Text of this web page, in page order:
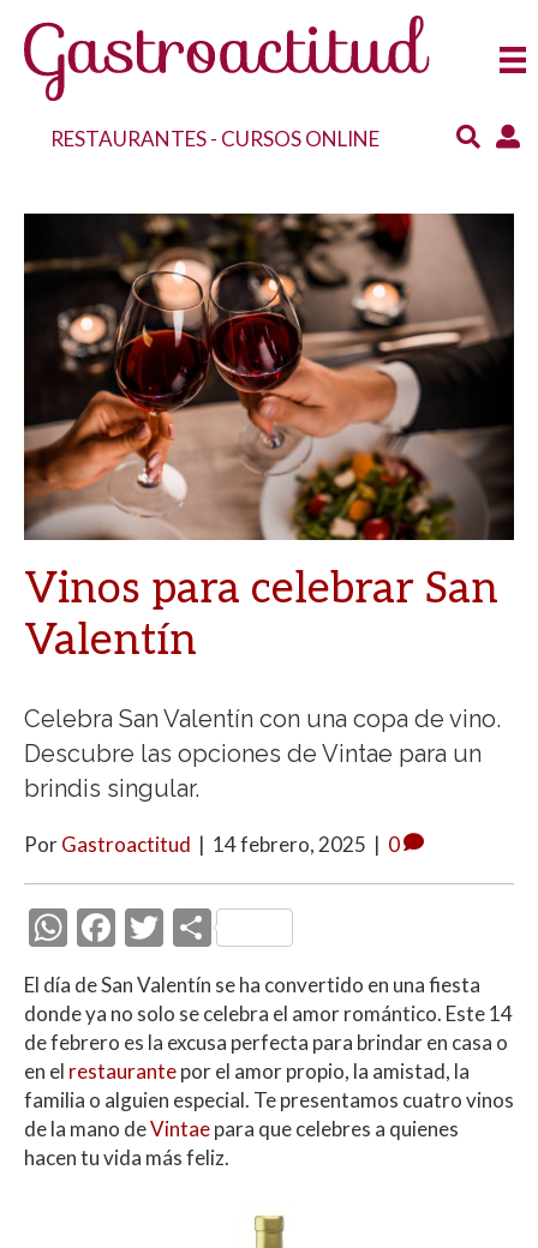
RESTAURANTES- CURSOS ONLINE
Vinos para celebrar San
Valentín
Celebra San Valentín con una copa de vino.
Descubre las opciones de Vintae para un
brindis singular.
PorGastroactitud | 14 febrero, 2025 | 0
W
h
at
s
A
p
p
F
ac
e
b
o
o
k
T
w
itt
er
C
m
p
ar
ti
r
El día de San Valentín se ha convertido en una fiesta
donde ya no solo se celebra el amor romántico. Este 14
de febrero es la excusa perfecta para brindar en casa o
en el restaurantepor el amor propio, la amistad, la
familia o alguien especial. Te presentamos cuatro vinos
de la mano deVintaepara que celebres a quienes
hacen tu vida más feliz.